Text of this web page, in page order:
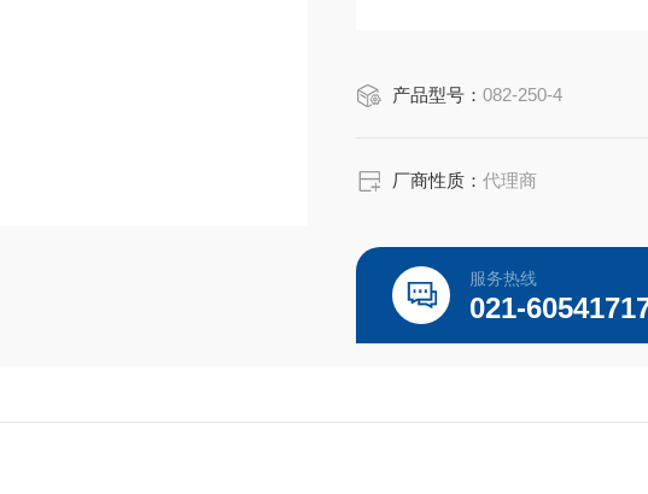
产品型号：082-250-4
厂商性质：代理商
服务热线
021-